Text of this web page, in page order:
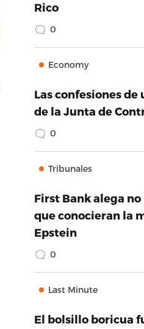
Rico
0
Economy
Las confesiones
de la Junta de
0
Tribunales
First Bank alega
que conocieran la
Epstein
0
Last Minute
El bolsillo boricua